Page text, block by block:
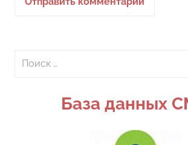
Поиск
База данных